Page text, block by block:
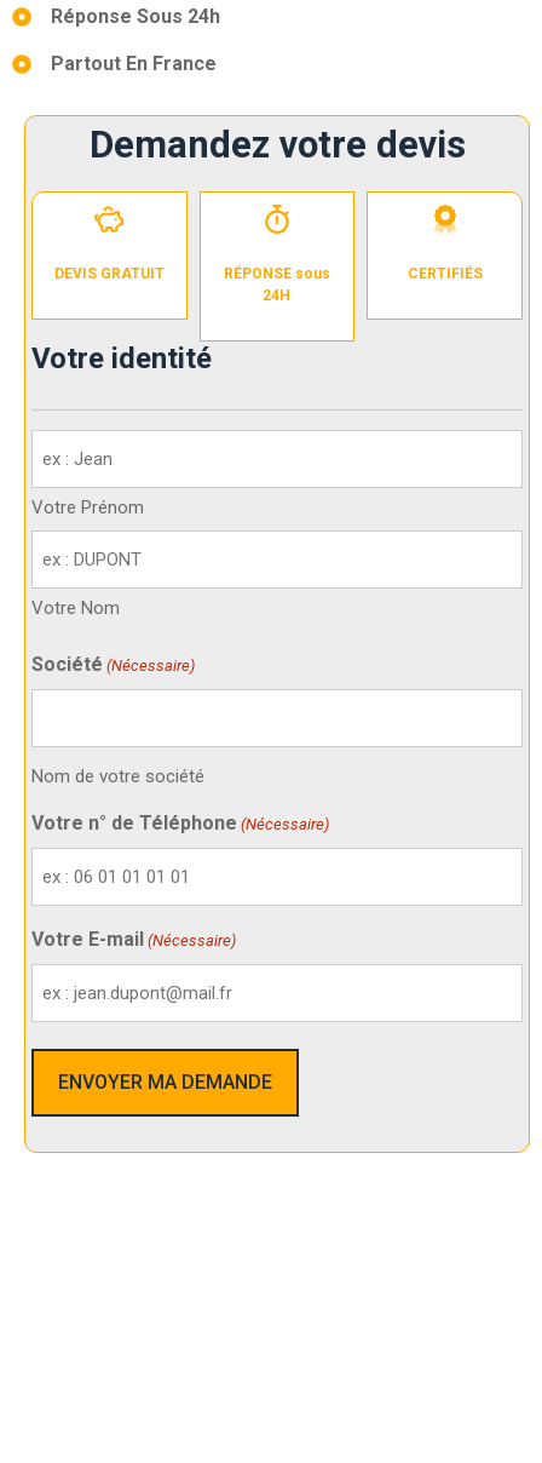
Réponse Sous 24h
Partout En France
Demandez votre devis
DEVIS GRATUIT
RÉPONSE sous
24H
CERTIFIÉS
Votre identité
identité
(Nécessaire)
Votre Prénom
Votre Nom
Société (Nécessaire)
Nom de votre société
Votre n° de Téléphone (Nécessaire)
Votre E-mail (Nécessaire)